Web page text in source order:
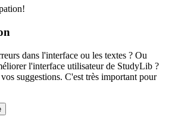
dans l'interface ou les textes ? Ou
l'interface utilisateur de StudyLib ?
suggestions. C'est très important pour